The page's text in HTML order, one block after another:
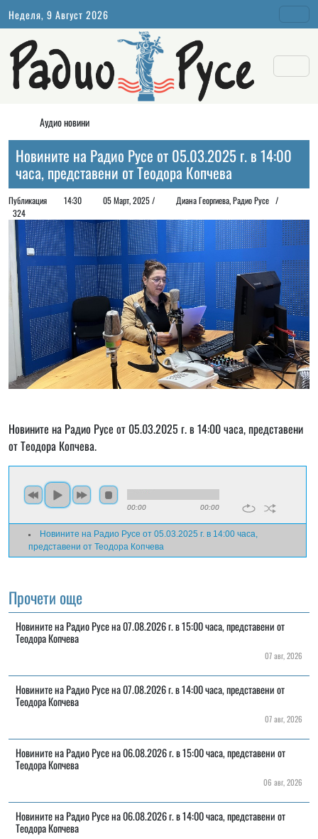
Неделя, 9 Август 2026
Аудио новини
Новините на Радио Русе от 05.03.2025 г. в 14:00
часа, представени от Теодора Копчева
Публикация 14:30 05 Март, 2025 /
Диана Георгиeва, Радио Русе /
324
Новините на Радио Русе от 05.03.2025 г. в 14:00 часа, представени
от Теодора Копчева.
00:00 00:00
Новините на Радио Русе от 05.03.2025 г. в 14:00 часа,
представени от Теодора Копчева
Прочети още
Новините на Радио Русе на 07.08.2026 г. в 15:00 часа, представени от
Теодора Копчева
07 авг, 2026
Новините на Радио Русе на 07.08.2026 г. в 14:00 часа, представени от
Теодора Копчева
07 авг, 2026
Новините на Радио Русе на 06.08.2026 г. в 15:00 часа, представени от
Теодора Копчева
06 авг, 2026
Новините на Радио Русе на 06.08.2026 г. в 14:00 часа, представени от
Теодора Копчева